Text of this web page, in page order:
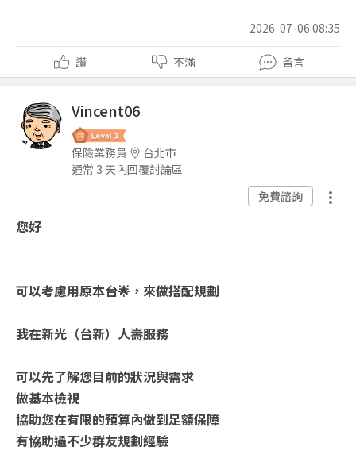
2026-07-06 08:35
讚 不滿 留言
Vincent06
保險業務員
台北市
通常 3 天內回覆討論區
免費諮詢
您好
可以考慮用原本台🌟，來做搭配規劃
我在新光（台新）人壽服務
可以先了解您目前的狀況與需求
做基本檢視
協助您在有限的預算內做到足額保障
有協助過不少群友規劃經驗